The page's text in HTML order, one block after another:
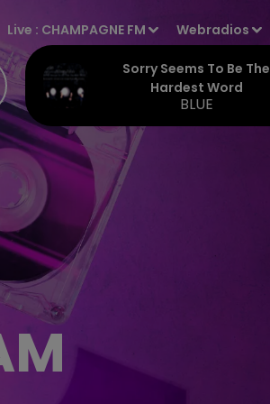
Live : CHAMPAGNE FM Webradios
Sorry Seems To Be The
Hardest Word
BLUE